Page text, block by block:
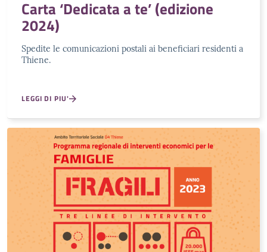
Carta ‘Dedicata a te’ (edizione
2024)
Spedite le comunicazioni postali ai beneficiari residenti a
Thiene.
LEGGI DI PIU'